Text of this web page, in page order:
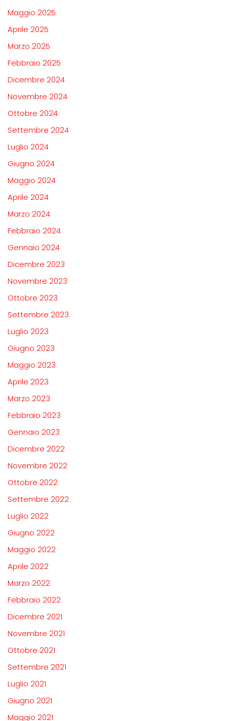
Maggio 2025
Aprile 2025
Marzo 2025
Febbraio 2025
Dicembre 2024
Novembre 2024
Ottobre 2024
Settembre 2024
Luglio 2024
Giugno 2024
Maggio 2024
Aprile 2024
Marzo 2024
Febbraio 2024
Gennaio 2024
Dicembre 2023
Novembre 2023
Ottobre 2023
Settembre 2023
Luglio 2023
Giugno 2023
Maggio 2023
Aprile 2023
Marzo 2023
Febbraio 2023
Gennaio 2023
Dicembre 2022
Novembre 2022
Ottobre 2022
Settembre 2022
Luglio 2022
Giugno 2022
Maggio 2022
Aprile 2022
Marzo 2022
Febbraio 2022
Dicembre 2021
Novembre 2021
Ottobre 2021
Settembre 2021
Luglio 2021
Giugno 2021
Maggio 2021